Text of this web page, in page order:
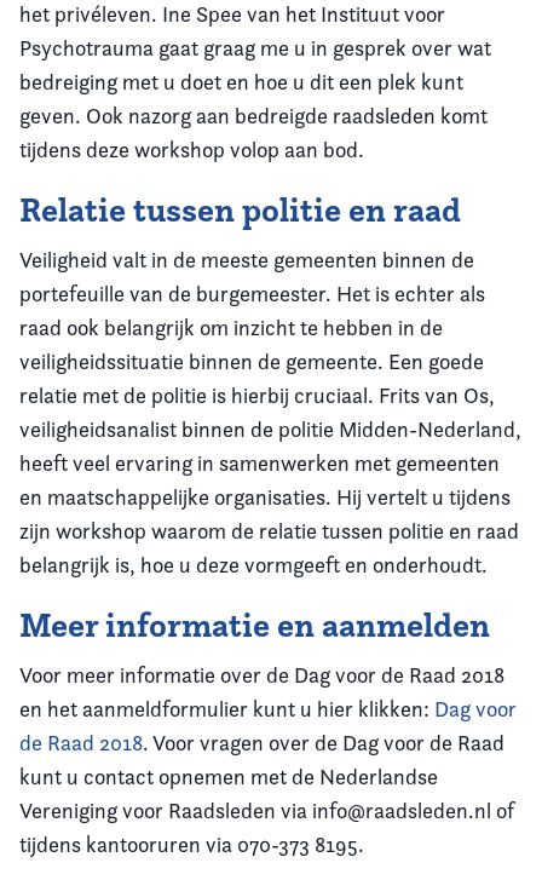
het privéleven. Ine Spee van het Instituut voor
Psychotrauma gaat graag me u in gesprek over wat
bedreiging met u doet en hoe u dit een plek kunt
geven. Ook nazorg aan bedreigde raadsleden komt
tijdens deze workshop volop aan bod.
Relatie tussen politie en raad
Veiligheid valt in de meeste gemeenten binnen de
portefeuille van de burgemeester. Het is echter als
raad ook belangrijk om inzicht te hebben in de
veiligheidssituatie binnen de gemeente. Een goede
relatie met de politie is hierbij cruciaal. Frits van Os,
veiligheidsanalist binnen de politie Midden-Nederland,
heeft veel ervaring in samenwerken met gemeenten
en maatschappelijke organisaties. Hij vertelt u tijdens
zijn workshop waarom de relatie tussen politie en raad
belangrijk is, hoe u deze vormgeeft en onderhoudt.
Meer informatie en aanmelden
Voor meer informatie over de Dag voor de Raad 2018
en het aanmeldformulier kunt u hier klikken: Dag voor
de Raad 2018. Voor vragen over de Dag voor de Raad
kunt u contact opnemen met de Nederlandse
Vereniging voor Raadsleden via info@raadsleden.nl of
tijdens kantooruren via 070-373 8195.